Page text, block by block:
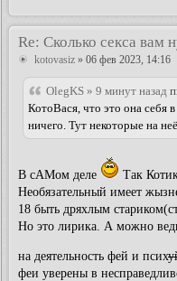
Re: Сколько секса вам
kotovasiz » 06 фев 2023, 14:16
OlegKS » 9 минут назад
КотоВася, что это она себя
ничего. Тут некоторые на
В сАМом деле
Так
Необязательный имеет
18 быть дряхлым
Но это лирика. А можно
на деятельность фей и псих
феи уверены в